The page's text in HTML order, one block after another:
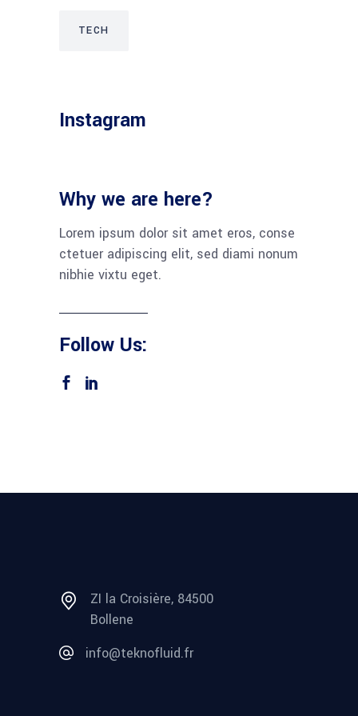
TECH
Instagram
Why we are here?
Lorem ipsum dolor sit amet eros, conse
ctetuer adipiscing elit, sed diami nonum
nibhie vixtu eget.
Follow Us:
ZI la Croisière, 84500
Bollene
info@teknofluid.fr